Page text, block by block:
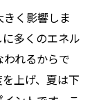
く影響しま
多くのエネル
れるからで
上げ、夏は下